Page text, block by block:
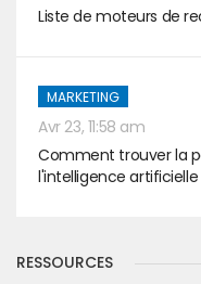
Liste de moteurs de
MARKETING
Avr 23, 11:58 am
Comment trouver la
l'intelligence artificielle
RESSOURCES